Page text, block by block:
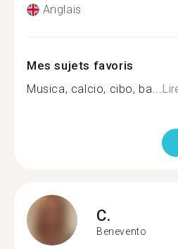
Anglais
Mes sujets favoris
Musica, calcio, cibo, ba...
C.
Benevento